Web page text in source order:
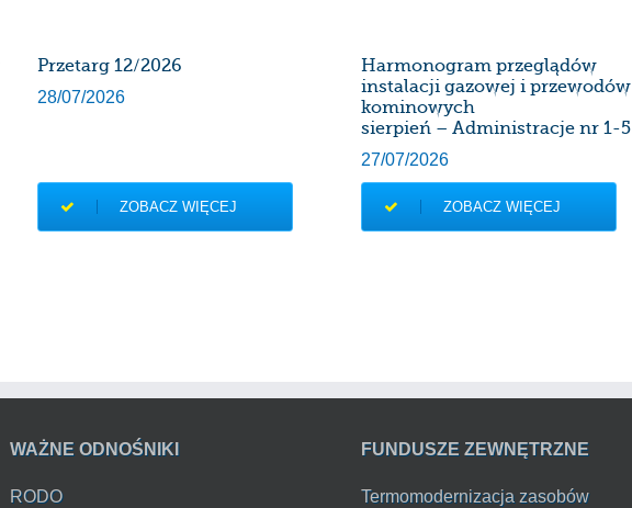
Przetarg 12/2026
28/07/2026
ZOBACZ WIĘCEJ
Harmonogram przeglądów
instalacji gazowej i przewodów
kominowych
sierpień – Administracje nr 1-5
27/07/2026
ZOBACZ WIĘCEJ
WAŻNE ODNOŚNIKI
RODO
FUNDUSZE ZEWNĘTRZNE
Termomodernizacja zasobów